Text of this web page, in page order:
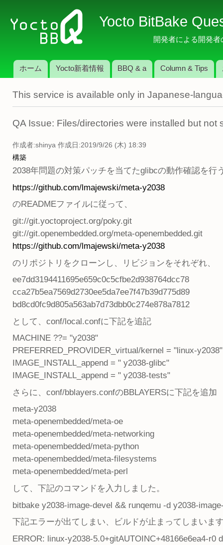
イ
コ
テ
ツ
に
Yocto BitBake
開発者による開発
メインメニュー
ホーム Yocto新着情報 BBQ & a Column & Tips
This service is available only in Japanese-
QA Issue: Files/directories were installed but
作成者:shinya 作成日:2019/9/26 (木) 18:39
構築
2038年問題の対策パッチを当てたglibcの動作確認を行
https://github.com/lmajewski/meta-y2038
のREADMEファイルに従って、
git://git.yoctoproject.org/poky.git
git://git.openembedded.org/meta-openembedded.git
https://github.com/lmajewski/meta-y2038
のリポジトリをクローンし、リビジョンをそれぞれ、
ee7dd3194411695e659c0c5cfbe2d938764dcc78
cca27b5ea7569d2730ee5da7ee7f47b39d775d89
bd8cd0fc9d805a563ab7d73dbb0c274e878a7812
として、conf/local.confに下記を追記
MACHINE ??= "y2038"
PREFERRED_PROVIDER_virtual/kernel = "linux-y2038"
IMAGE_INSTALL_append = " y2038-glibc"
IMAGE_INSTALL_append = " y2038-tests"
さらに、conf/bblayers.confのBBLAYERSに下記を追加
meta-y2038
meta-openembedded/meta-oe
meta-openembedded/meta-networking
meta-openembedded/meta-python
meta-openembedded/meta-filesystems
meta-openembedded/meta-perl
して、下記のコマンドを入力しました。
bitbake y2038-image-devel && runqemu -d y2038-
下記エラーが出てしまい、ビルドが止まってしまいま
ERROR: linux-y2038-5.0+gitAUTOINC+48166e6ea4-